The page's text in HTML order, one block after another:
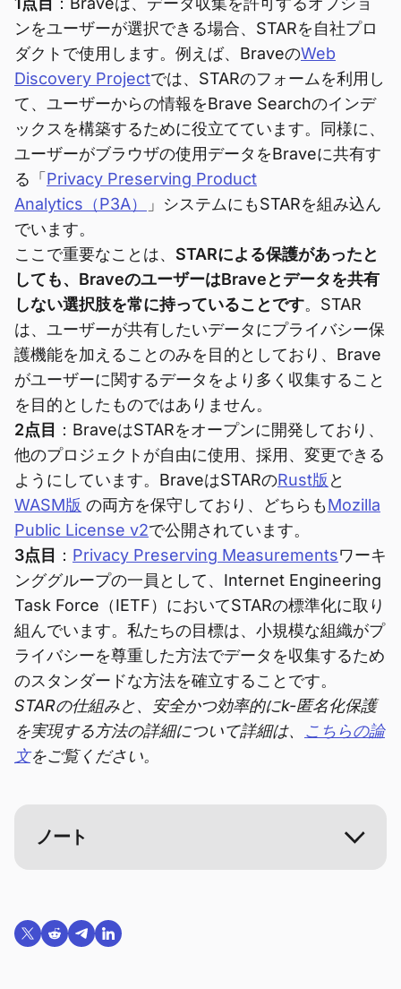
ンをユーザーが選択できる場合、STARを自社プロ
ダクトで使用します。例えば、BraveのWeb
Discovery Projectでは、STARのフォームを利用し
て、ユーザーからの情報をBrave Searchのインデ
ックスを構築するために役立てています。同様に、
ユーザーがブラウザの使用データをBraveに共有す
る「 Privacy Preserving Product
Analytics（P3A）
」システムにもSTARを組み込ん
でいます。
ここで重要なことは、 STARによる保護があったと
しても、BraveのユーザーはBraveとデータを共有
しない選択肢を常に持っていることです。STAR
は、ユーザーが共有したいデータにプライバシー保
護機能を加えることのみを目的としており、Brave
がユーザーに関するデータをより多く収集すること
を目的としたものではありません。
2点目
：BraveはSTARをオープンに開発しており、
他のプロジェクトが自由に使用、採用、変更できる
ようにしています。BraveはSTARのRust版 と
WASM版 の両方を保守しており、どちらもMozilla
Public License v2で公開されています。
3点目
： Privacy Preserving Measurementsワーキ
ンググループの一員として、Internet Engineering
Task Force（IETF）においてSTARの標準化に取り
組んでいます。私たちの目標は、小規模な組織がプ
ライバシーを尊重した方法でデータを収集するため
のスタンダードな方法を確立することです。
STARの仕組みと、安全かつ効率的にk-匿名化保護
を実現する方法の詳細について詳細は、 こちらの論
文をご覧ください。
ノート
Twitterで共有する
Reddit で共有
Telegramで共有
LinkedInで共有